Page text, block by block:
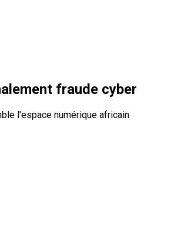
fraude cyber
l'espace numérique africain